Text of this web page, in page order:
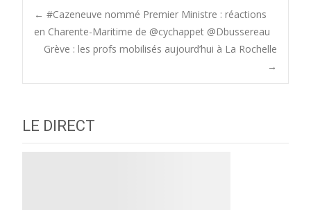
Post
navigation
← #Cazeneuve nommé Premier Ministre : réactions
en Charente-Maritime de @cychappet @Dbussereau
Grève : les profs mobilisés aujourd’hui à La Rochelle
→
LE DIRECT